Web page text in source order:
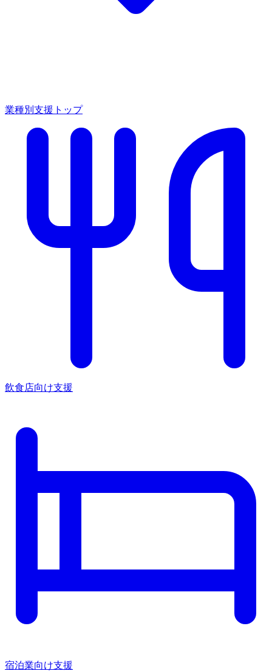
業種別支援トップ
飲食店向け支援
宿泊業向け支援